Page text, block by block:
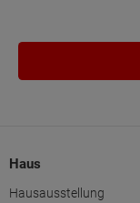
Haus
Hausausstellung